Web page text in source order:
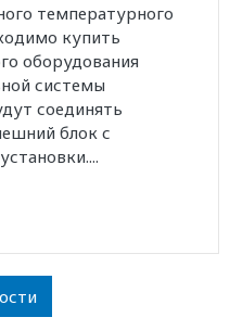
температурного
купить
оборудования
системы
соединять
блок с